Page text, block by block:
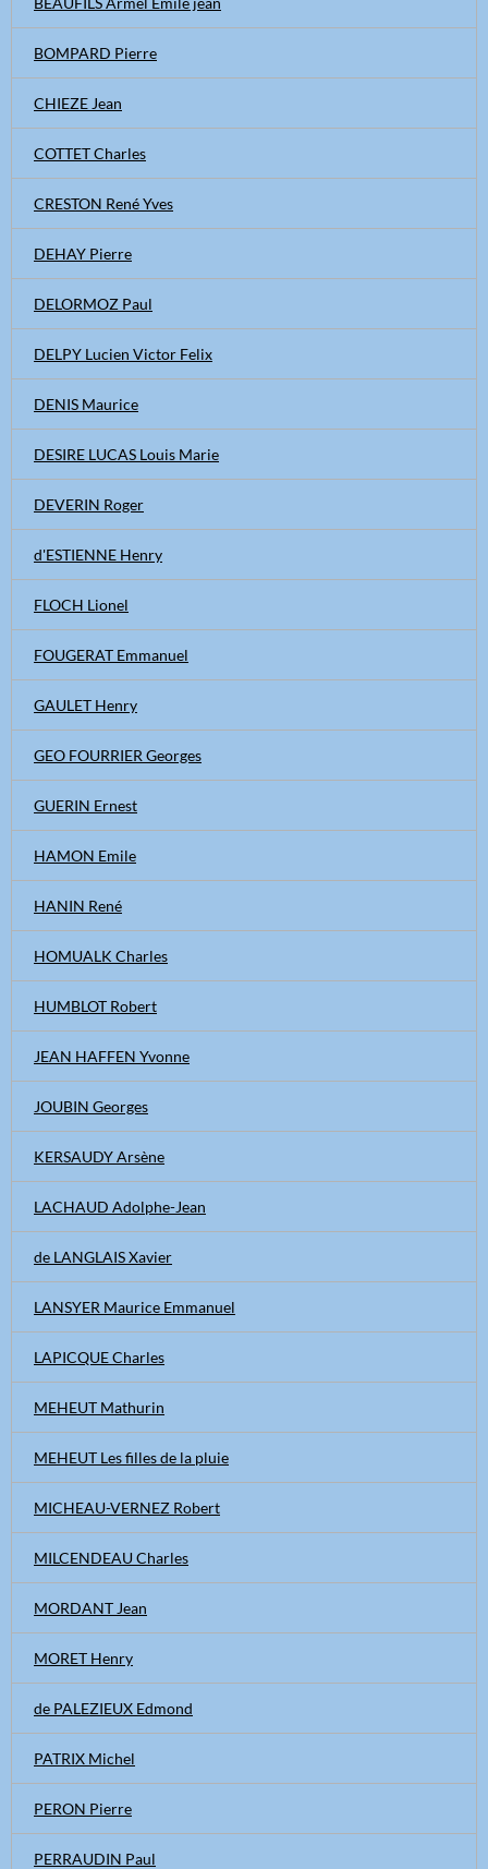
BOMPARD Pierre
CHIEZE Jean
COTTET Charles
CRESTON René Yves
DEHAY Pierre
DELORMOZ Paul
DELPY Lucien Victor Felix
DENIS Maurice
DESIRE LUCAS Louis Marie
DEVERIN Roger
d'ESTIENNE Henry
FLOCH Lionel
FOUGERAT Emmanuel
GAULET Henry
GEO FOURRIER Georges
GUERIN Ernest
HAMON Emile
HANIN René
HOMUALK Charles
HUMBLOT Robert
JEAN HAFFEN Yvonne
JOUBIN Georges
KERSAUDY Arsène
LACHAUD Adolphe-Jean
de LANGLAIS Xavier
LANSYER Maurice Emmanuel
LAPICQUE Charles
MEHEUT Mathurin
MEHEUT Les filles de la pluie
MICHEAU-VERNEZ Robert
MILCENDEAU Charles
MORDANT Jean
MORET Henry
de PALEZIEUX Edmond
PATRIX Michel
PERON Pierre
PERRAUDIN Paul